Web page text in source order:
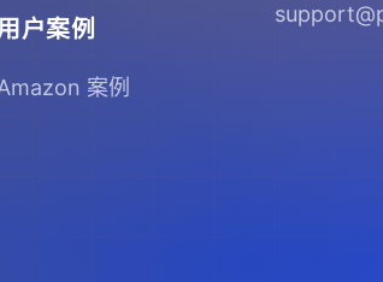
户案例
案例